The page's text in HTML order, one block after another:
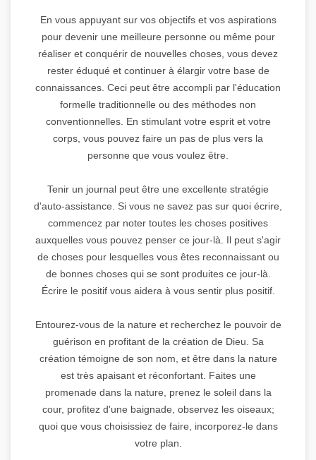
En vous appuyant sur vos objectifs et vos aspirations
pour devenir une meilleure personne ou même pour
réaliser et conquérir de nouvelles choses, vous devez
rester éduqué et continuer à élargir votre base de
connaissances. Ceci peut être accompli par l'éducation
formelle traditionnelle ou des méthodes non
conventionnelles. En stimulant votre esprit et votre
corps, vous pouvez faire un pas de plus vers la
personne que vous voulez être.
Tenir un journal peut être une excellente stratégie
d'auto-assistance. Si vous ne savez pas sur quoi écrire,
commencez par noter toutes les choses positives
auxquelles vous pouvez penser ce jour-là. Il peut s'agir
de choses pour lesquelles vous êtes reconnaissant ou
de bonnes choses qui se sont produites ce jour-là.
Écrire le positif vous aidera à vous sentir plus positif.
Entourez-vous de la nature et recherchez le pouvoir de
guérison en profitant de la création de Dieu. Sa
création témoigne de son nom, et être dans la nature
est très apaisant et réconfortant. Faites une
promenade dans la nature, prenez le soleil dans la
cour, profitez d'une baignade, observez les oiseaux;
quoi que vous choisissiez de faire, incorporez-le dans
votre plan.